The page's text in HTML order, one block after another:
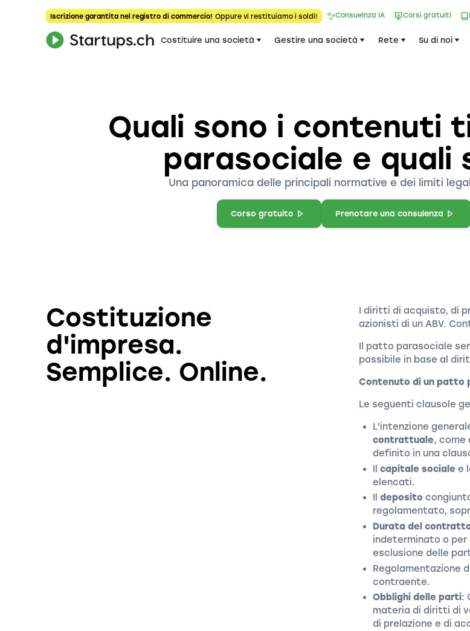
Iscrizione garantita nel registro di commercio! Oppure vi restituiamo i soldi! Consuelnza IA Corsi gratuiti
Costituire una società Gestire una società Rete Su di noi
Quali sono i contenuti
parasociale e quali
Una panoramica delle principali normative e dei limiti
Corso gratuito Prenotare una consulenza
Costituzione
d'impresa.
Semplice. Online.
I diritti di acquisto, di
azionisti di un ABV.
Il patto parasociale
possibile in base al
Contenuto di un patto
Le seguenti clausole
L'intenzione
contrattuale, come
definito in una
Il capitale sociale e
elencati.
deposito
regolamentato,
Durata del
indeterminato o
esclusione delle
Regolamentazione
contraente.
Obblighi delle parti:
materia di diritti di
di prelazione e di